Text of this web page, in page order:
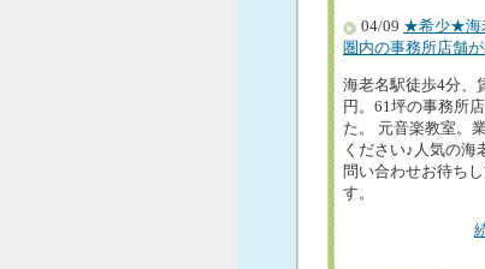
04/09 ★希少★海
圏内の事務所店舗
海老名駅徒歩4分、
円。61坪の事務所
た。 元音楽教室。
ください♪人気の海
問い合わせお待ち
す。